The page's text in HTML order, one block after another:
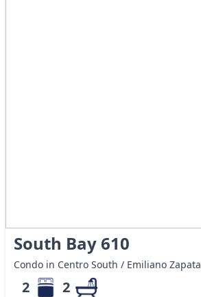
South Bay 610
Condo in Centro South / Emiliano Zapata
2 2